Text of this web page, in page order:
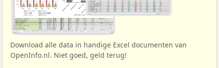
Download alle data in handige Excel documenten van
OpenInfo.nl. Niet goed, geld terug!